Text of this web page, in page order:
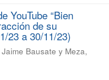
YouTube “Bien
de su
23 a 30/11/23)
Bausate y Meza,